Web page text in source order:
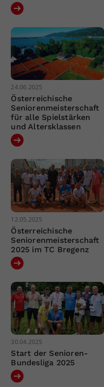
24.06.2025
Österreichische
Seniorenmeisterschaft
für alle Spielstärken
und Altersklassen
12.05.2025
Österreichische
Seniorenmeisterschaft
2025 im TC Bregenz
30.04.2025
Start der Senioren-
Bundesliga 2025